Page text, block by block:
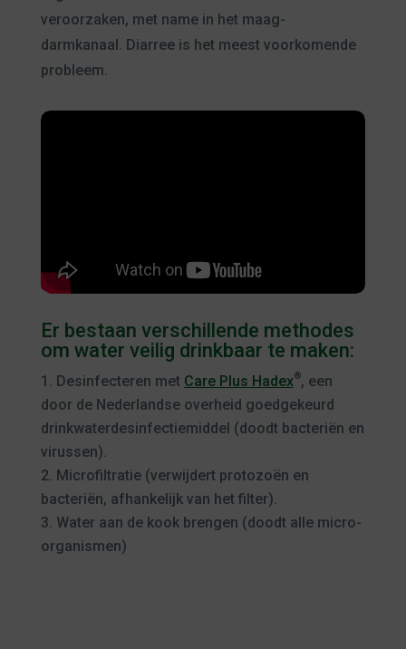
veroorzaken, met name in het maag-
darmkanaal. Diarree is het meest voorkomende
probleem.
Er bestaan verschillende methodes
om water veilig drinkbaar te maken:
Desinfecteren met Care Plus Hadex®, een
door de Nederlandse overheid goedgekeurd
drink­water­desinfectie­middel (doodt bacteriën en
virussen).
Microfiltratie (verwijdert protozoën en
bacteriën, afhankelijk van het filter).
Water aan de kook brengen (doodt alle micro-
organismen)